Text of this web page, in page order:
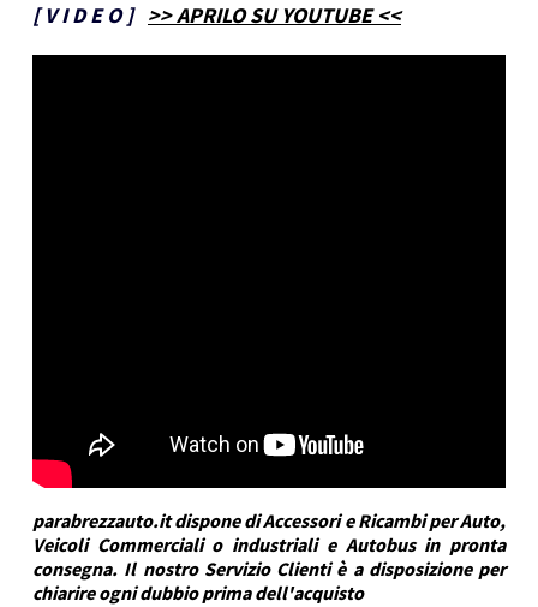
[V I D E O] >> APRILO SU YOUTUBE <<
parabrezzauto.it dispone di Accessori e Ricambi per Auto,
Veicoli Commerciali o industriali e Autobus in pronta
consegna. Il nostro Servizio Clienti è a disposizione per
chiarire ogni dubbio prima dell'acquisto